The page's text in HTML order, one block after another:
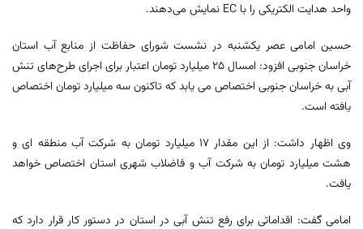
واحد هدایت الکتریکی را با EC نمایش می‌دهند.
حسین امامی عصر یکشنبه در نشست شورای حفاظت از منابع آب استان
خراسان جنوبی افزود: امسال ۲۵ میلیارد تومان اعتبار برای اجرای طرح‌های تنش
آبی به خراسان جنوبی اختصاص می یابد که تاکنون سه میلیارد تومان اختصاص
یافته است.
وی اظهار داشت: از این مقدار ۱۷ میلیارد تومان به شرکت آب منطقه ای و
هشت میلیارد تومان به شرکت آب و فاضلاب شهری استان اختصاص خواهد
یافت.
امامی گفت: اقداماتی برای رفع تنش آبی در استان در دستور کار قرار دارد که